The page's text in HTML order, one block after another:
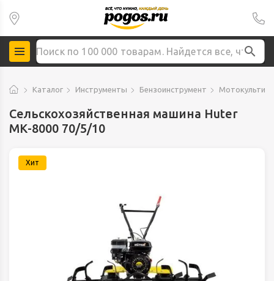
Каталог Инструменты Бензоинструмент
Сельскохозяйственная машина Huter
МК-8000 70/5/10
Хит